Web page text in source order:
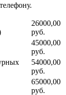
26000,00
руб.
45000,00
руб.
54000,00
руб.
65000,00
руб.